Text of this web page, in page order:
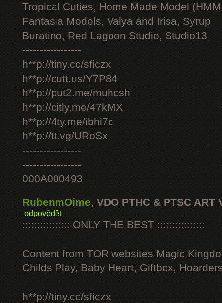
Tropical Cuties, Home Made Model
Fantasia Models, Valya and Irisa, Syrup
Buratino, Red Lagoon Studio, Studio13
-----------------
h**p://tiny.cc/sficzx
h**p://cutt.us/Y7P84
h**p://put2.me/muhcsh
h**p://citly.me/47kMX
h**p://4ty.me/ibhi7c
h**p://tt.vg/URoSx
-----------------
-----------------
000A000493
RubenmOime, VDO PTHC & PTSC ART
odpovědět
:::::::::::::::: ONLY THE BEST ::::::::::::::::
Content from TOR websites Magic
Childs Play, Baby Heart, Giftbox,
h**p://tiny.cc/sficzx